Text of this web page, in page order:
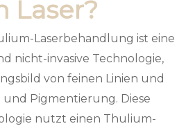
Laser?
Laserbehandlung ist eine
nicht-invasive Technologie,
von feinen Linien und
und Pigmentierung. Diese
nutzt einen Thulium-